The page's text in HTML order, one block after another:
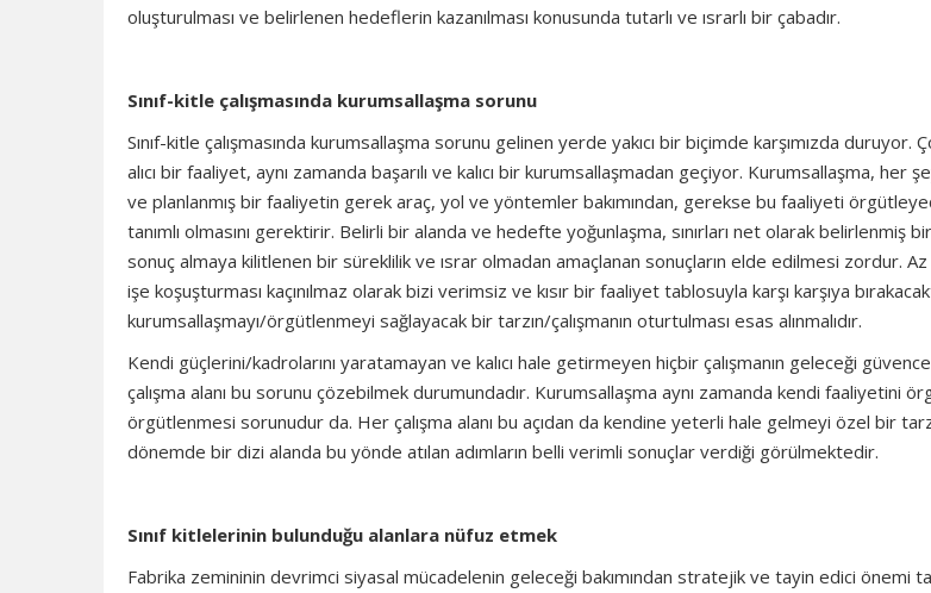
oluşturulması ve belirlenen hedeflerin kazanılması konusunda tutarlı ve ısrarlı bir çabadır.
Sınıf-kitle çalışmasında kurumsallaşma sorunu
Sınıf-kitle çalışmasında kurumsallaşma sorunu gelinen yerde yakıcı bir biçimde karşımızda duruyor.
alıcı bir faaliyet, aynı zamanda başarılı ve kalıcı bir kurumsallaşmadan geçiyor. Kurumsallaşma, her
ve planlanmış bir faaliyetin gerek araç, yol ve yöntemler bakımından, gerekse bu faaliyeti
tanımlı olmasını gerektirir. Belirli bir alanda ve hedefte yoğunlaşma, sınırları net olarak belirlenmiş
sonuç almaya kilitlenen bir süreklilik ve ısrar olmadan amaçlanan sonuçların elde edilmesi zordur. Az
işe koşuşturması kaçınılmaz olarak bizi verimsiz ve kısır bir faaliyet tablosuyla karşı karşıya
kurumsallaşmayı/örgütlenmeyi sağlayacak bir tarzın/çalışmanın oturtulması esas alınmalıdır.
Kendi güçlerini/kadrolarını yaratamayan ve kalıcı hale getirmeyen hiçbir çalışmanın geleceği
çalışma alanı bu sorunu çözebilmek durumundadır. Kurumsallaşma aynı zamanda kendi faaliyetini
örgütlenmesi sorunudur da. Her çalışma alanı bu açıdan da kendine yeterli hale gelmeyi özel bir
dönemde bir dizi alanda bu yönde atılan adımların belli verimli sonuçlar verdiği görülmektedir.
Sınıf kitlelerinin bulunduğu alanlara nüfuz etmek
Fabrika zemininin devrimci siyasal mücadelenin geleceği bakımından stratejik ve tayin edici önemi